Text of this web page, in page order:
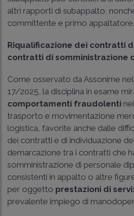
altri rapporti di subappalto,
committente e primo appaltatore.
Riqualificazione dei contratti
contratti di somministrazione
Come osservato da Assonime
17/2025, la disciplina in esame
comportamenti fraudolenti
trasporto e movimentazione
logistica, favorite anche dalle
dei contratti e di individuazione
demarcazione tra i contratti che
somministrazione di personale
consistenti in appalto o altre
per oggetto prestazioni di
prevalente impiego di